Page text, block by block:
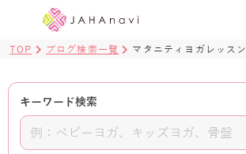
BLOG
TOP ブログ検索一覧 マタニティヨガレッスン
キーワード検索